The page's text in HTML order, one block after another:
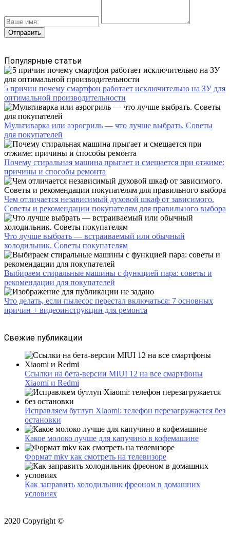
Популярные статьи
5 причин почему смартфон работает исключительно на ЗУ для
оптимальной производительности
Мультиварка или аэрогриль — что лучше выбрать. Советы
для покупателей
Почему стиральная машина прыгает и смещается при отжиме:
причины и способы ремонта
Чем отличается независимый духовой шкаф от зависимого.
Советы и рекомендации покупателям для правильного выбора
Что лучше выбрать — встраиваемый или обычный
холодильник. Советы покупателям
Выбираем стиральные машины с функцией пара: советы и
рекомендации для покупателей
Что делать, если пылесос перестал включаться: 7 основных
причин + видеоинструкции для ремонта
Свежие публикации
Ссылки на бета-версии MIUI 12 на все смартфоны
Xiaomi и Redmi
Исправляем бутлуп Xiaomi: телефон перезагружается без
остановки
Какое молоко лучше для капучино в кофемашине
Формат mkv как смотреть на телевизоре
Как заправить холодильник фреоном в домашних
условиях
2020 Copyright ©